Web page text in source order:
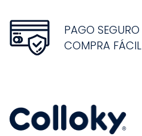
PAGO SEGURO
COMPRA FÁCIL